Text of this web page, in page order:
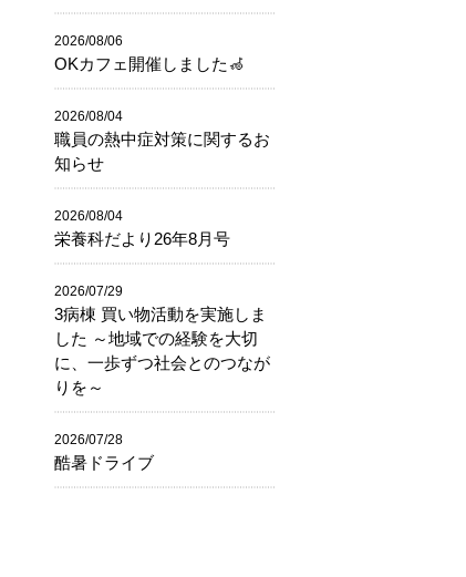
2026/08/06
OKカフェ開催しました🦽
2026/08/04
職員の熱中症対策に関するお
知らせ
2026/08/04
栄養科だより26年8月号
2026/07/29
3病棟 買い物活動を実施しま
した ～地域での経験を大切
に、一歩ずつ社会とのつなが
りを～
2026/07/28
酷暑ドライブ